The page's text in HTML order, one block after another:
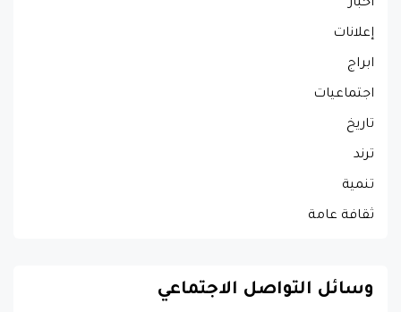
أخبار
إعلانات
ابراج
اجتماعيات
تاريخ
ترند
تنمية
ثقافة عامة
وسائل التواصل الاجتماعي